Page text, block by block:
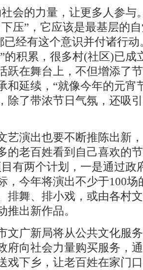
的力量，让更多人参与
压”，它应该是最基层的
已经有这个意识并付诸行动
的积累，很多村(社区)已成
跃在舞台上，不但增添了
和延续，“就像今年的元宵
除了带浓节日气氛，还吸
演出也要不断推陈出新，
的老百姓看到自己喜欢的
有两个计划，一是通过政
，今年将演出不少于100
排舞、排小戏，或由各村
推出新作品。
广新局将从公共文化服务
府向社会力量购买服务，
戏下乡，让老百姓在家门